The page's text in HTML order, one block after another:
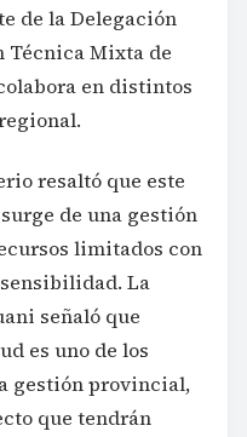
de la Delegación
Técnica Mixta de
en distintos
resaltó que este
de una gestión
limitados con
La
señaló que
es uno de los
gestión provincial,
que tendrán